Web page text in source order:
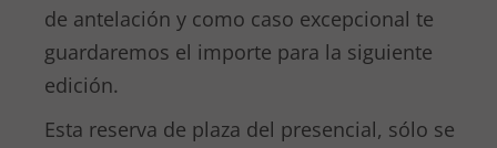
de antelación y como caso excepcional te
guardaremos el importe para la siguiente
edición.
Esta reserva de plaza del presencial, sólo se